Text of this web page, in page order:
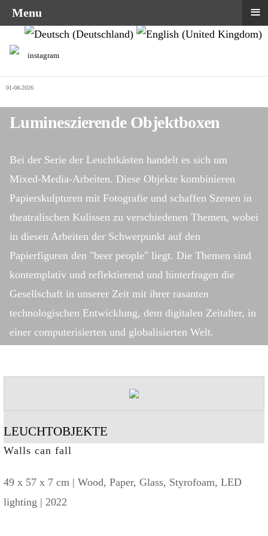
Sprache auswählen
instagram
01-08-2026
Lumineszierende Objektboxen
Bei der Serie der Leuchtkästen handelt es sich um
Mixed-Media-Arbeiten. Diese Objekte kombinieren
Papierskulpturen mit Fotografie und schaffen Szenen in
theatralischen Kulissen zu verschiedenen Themen, wobei
in diesen Arbeiten der Schwerpunkt auf den
Papierfiguren den "beer people" liegt. Die Themen sind
kontemplativ und reflektierend und hinterfragen die
Gesellschaft in unserer Zeit mit ihrer rasanten
technologischen Entwicklung, dem digitalen Zeitalter, in
einer computerisierten und globalisierten Welt.
LEUCHTOBJEKTE
Walls can fall
49 x 57 x 7 cm | Wood, Paper, Glass, Styrofoam, LED
lighting | 2022
Menu ≡